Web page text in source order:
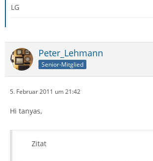
LG
Peter_Lehmann
Senior-Mitglied
5. Februar 2011 um 21:42
Hi tanyas,
Zitat